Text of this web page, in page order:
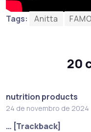
Tags: Anitta
20
nutrition products
24 de novembro de 2024
… [Trackback]